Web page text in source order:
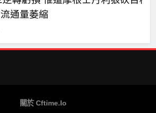
量萎縮
關於 Cftime.io